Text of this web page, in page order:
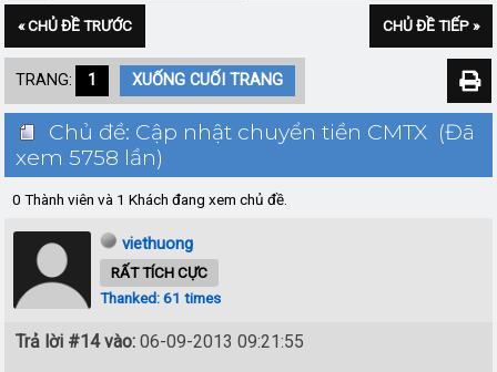
« CHỦ ĐỀ TRƯỚC CHỦ ĐỀ TIẾP »
TRANG: 1 XUỐNG CUỐI TRANG
Chủ đề: Cập nhật chuyển tiền CMTX (Đã
xem 5758 lần)
0 Thành viên và 1 Khách đang xem chủ đề.
viethuong
RẤT TÍCH CỰC
Thanked: 61 times
Trả lời #14 vào: 06-09-2013 09:21:55